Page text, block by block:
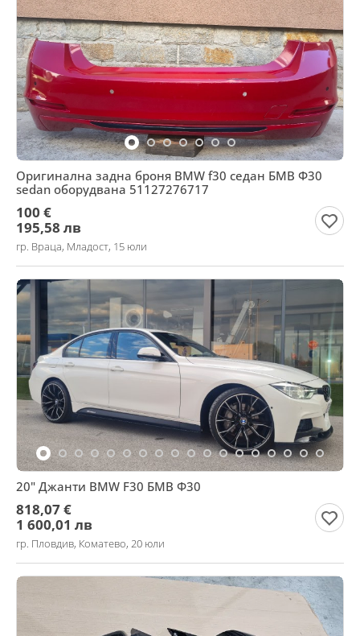
Оригинална задна броня BMW f30 седан БМВ Ф30
sedan оборудвана 51127276717
100 €
195,58 лв
гр. Враца, Младост, 15 юли
20" Джанти BMW F30 БМВ Ф30
818,07 €
1 600,01 лв
гр. Пловдив, Коматево, 20 юли